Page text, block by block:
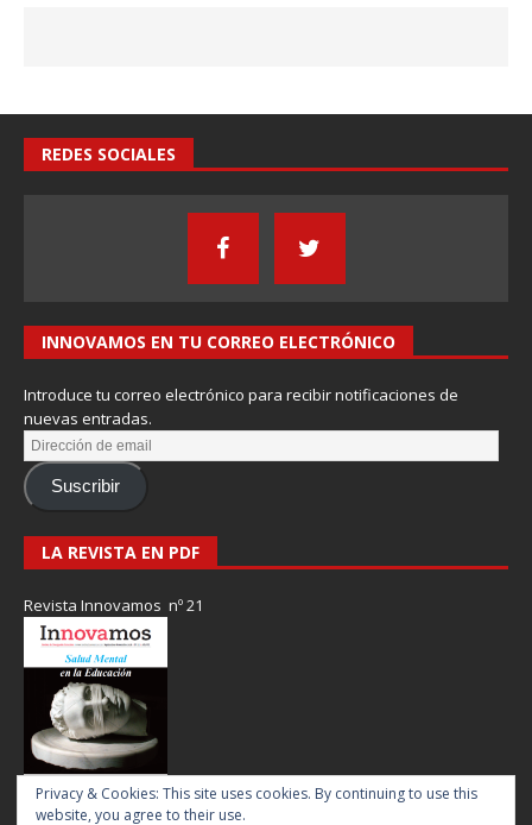
REDES SOCIALES
INNOVAMOS EN TU CORREO ELECTRÓNICO
Introduce tu correo electrónico para recibir notificaciones de
nuevas entradas.
Suscribir
LA REVISTA EN PDF
Revista Innovamos nº 21
Privacy & Cookies: This site uses cookies. By continuing to use this
website, you agree to their use.